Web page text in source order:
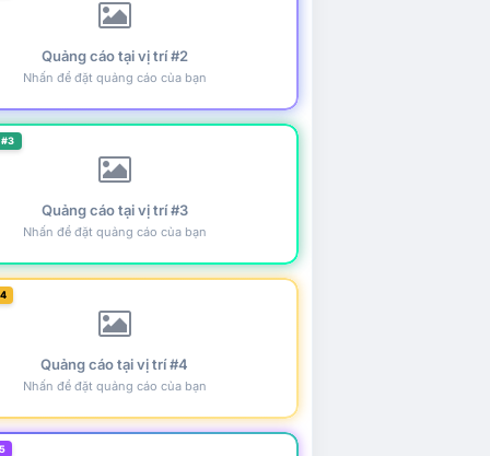
Quảng cáo tại vị trí #2
Nhấn để đặt quảng cáo của bạn
Quảng cáo tại vị trí #3
Nhấn để đặt quảng cáo của bạn
Quảng cáo tại vị trí #4
Nhấn để đặt quảng cáo của bạn